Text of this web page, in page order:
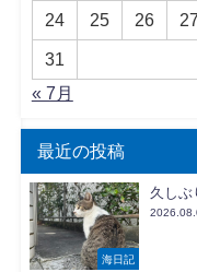
24 25 26 27
31
« 7月
最近の投稿
海日記
久しぶ